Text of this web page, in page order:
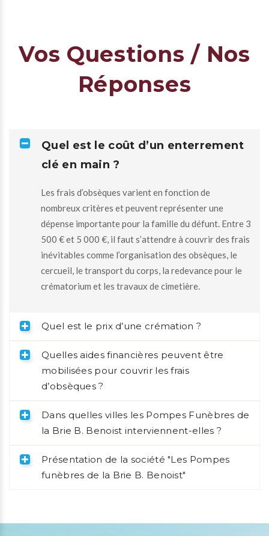
Vos Questions / Nos
Réponses
Quel est le coût d’un enterrement
clé en main ?
Les frais d’obsèques varient en fonction de
nombreux critères et peuvent représenter une
dépense importante pour la famille du défunt. Entre 3
500 € et 5 000 €, il faut s’attendre à couvrir des frais
inévitables comme l’organisation des obsèques, le
cercueil, le transport du corps, la redevance pour le
crématorium et les travaux de cimetière.
Quel est le prix d’une crémation ?
Quelles aides financières peuvent être
mobilisées pour couvrir les frais
d’obsèques ?
Dans quelles villes les Pompes Funèbres de
la Brie B. Benoist interviennent-elles ?
Présentation de la société "Les Pompes
funèbres de la Brie B. Benoist"